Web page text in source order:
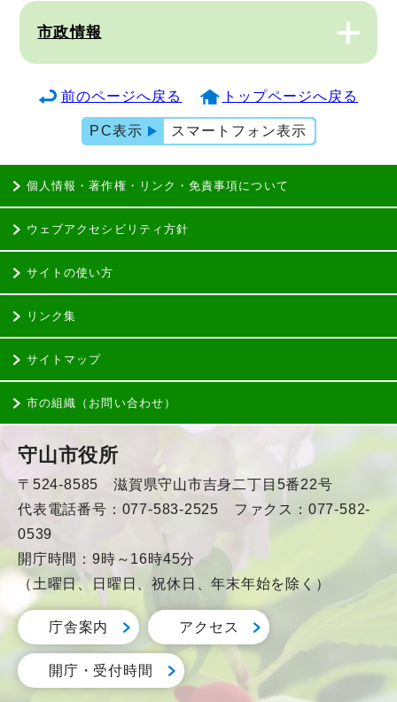
市政情報
前のページへ戻る トップページへ戻る
PC表示 スマートフォン表示
個人情報・著作権・リンク・免責事項について
ウェブアクセシビリティ方針
サイトの使い方
リンク集
サイトマップ
市の組織（お問い合わせ）
守山市役所
〒524-8585 滋賀県守山市吉身二丁目5番22号
代表電話番号：077-583-2525 ファクス：077-582-
0539
開庁時間：9時～16時45分
（土曜日、日曜日、祝休日、年末年始を除く）
庁舎案内 アクセス
開庁・受付時間